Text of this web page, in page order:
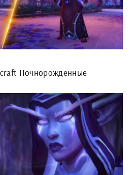
Ночнорожденные